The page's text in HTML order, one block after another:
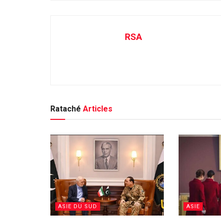
RSA
Rataché Articles
ASIE DU SUD ASIE